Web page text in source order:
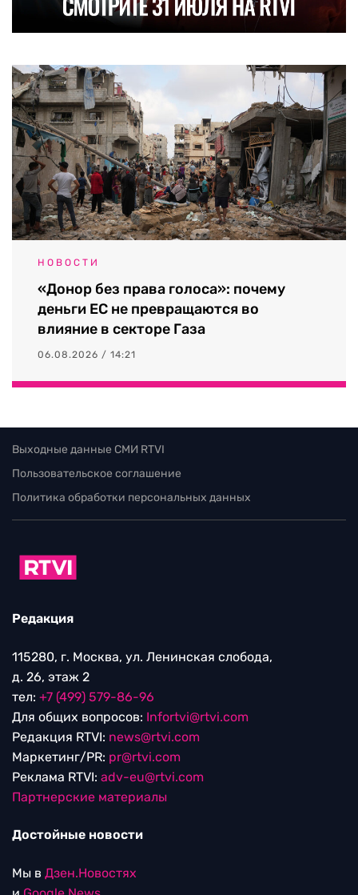
НОВОСТИ
«Донор без права голоса»: почему
деньги ЕС не превращаются во
влияние в секторе Газа
06.08.2026 / 14:21
Выходные данные СМИ RTVI
Пользовательское соглашение
Политика обработки персональных данных
Редакция
115280, г. Москва, ул. Ленинская слобода,
д. 26, этаж 2
тел: +7 (499) 579-86-96
Для общих вопросов: Infortvi@rtvi.com
Редакция RTVI: news@rtvi.com
Маркетинг/PR: pr@rtvi.com
Реклама RTVI: adv-eu@rtvi.com
Партнерские материалы
Достойные новости
Мы в Дзен.Новостях